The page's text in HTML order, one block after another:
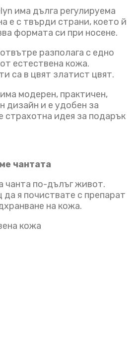
има дълга регулируема
е с твърди страни, което й
формата си при носене.
разполага с едно
естествена кожа.
са в цвят златист цвят.
модерен, практичен,
дизайн и е удобен за
страхотна идея за подарък
чантата
чанта по-дълъг живот.
я почиствате с препарат
на кожа.
кожа